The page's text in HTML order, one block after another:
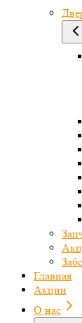
Главная
Акции
О нас